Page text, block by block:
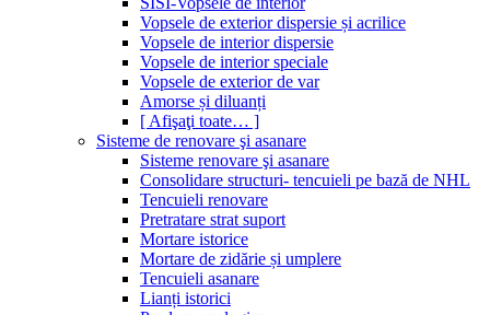
Vopsele de exterior dispersie și acrilice
Vopsele de interior dispersie
Vopsele de interior speciale
Vopsele de exterior de var
Amorse și diluanți
[ Afişaţi toate… ]
Sisteme de renovare şi asanare
Sisteme renovare şi asanare
Consolidare structuri- tencuieli pe bază de NHL
Tencuieli renovare
Pretratare strat suport
Mortare istorice
Mortare de zidărie și umplere
Tencuieli asanare
Lianți istorici